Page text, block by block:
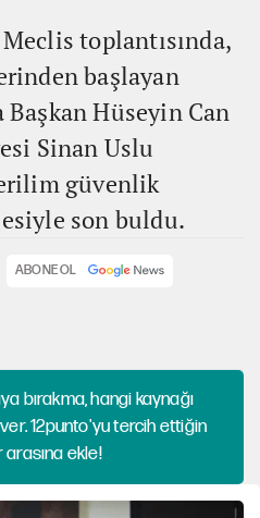
toplantısında,
başlayan
Başkan Hüseyin Can
Sinan Uslu
güvenlik
son buldu.
ABONE OL
bırakma, hangi kaynağı
12punto'yu tercih ettiğin
ekle!